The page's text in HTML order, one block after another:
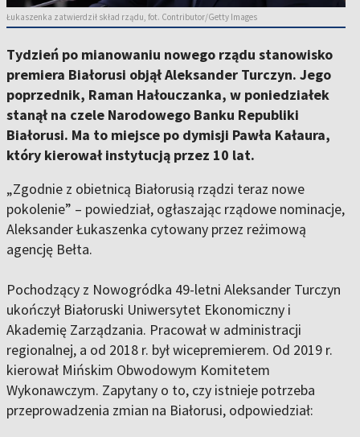
Łukaszenka zatwierdził skład rządu, fot. Contributor/Getty Images
Tydzień po mianowaniu nowego rządu stanowisko
premiera Białorusi objął Aleksander Turczyn. Jego
poprzednik, Raman Hałouczanka, w poniedziałek
stanął na czele Narodowego Banku Republiki
Białorusi. Ma to miejsce po dymisji Pawła Kałaura,
który kierował instytucją przez 10 lat.
„Zgodnie z obietnicą Białorusią rządzi teraz nowe
pokolenie” – powiedział, ogłaszając rządowe nominacje,
Aleksander Łukaszenka cytowany przez reżimową
agencję Bełta.
Pochodzący z Nowogródka 49-letni Aleksander Turczyn
ukończył Białoruski Uniwersytet Ekonomiczny i
Akademię Zarządzania. Pracował w administracji
regionalnej, a od 2018 r. był wicepremierem. Od 2019 r.
kierował Mińskim Obwodowym Komitetem
Wykonawczym. Zapytany o to, czy istnieje potrzeba
przeprowadzenia zmian na Białorusi, odpowiedział: